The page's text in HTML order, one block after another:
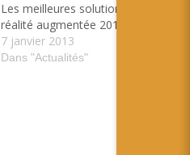
Les meilleures solutions de
réalité augmentée 2012
7 janvier 2013
Dans "Actualités"